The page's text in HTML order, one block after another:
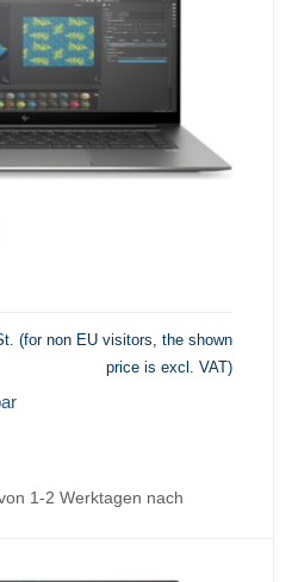
(for non EU visitors, the shown
price is excl. VAT)
1-2 Werktagen nach